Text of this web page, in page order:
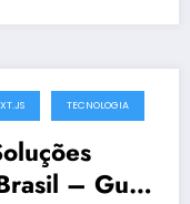
TECNOLOGIA
– Guia